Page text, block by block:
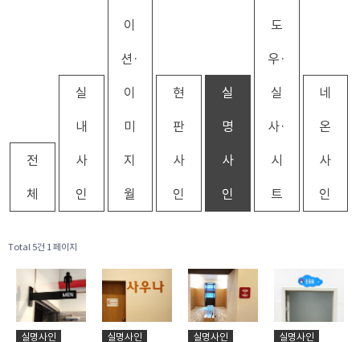
전
체
실
내
사
인
이
션·
이
미
지
월
현
판
사
인
실
명
사
인
도
우·
실
사·
시
트
네
온
사
인
Total 5건 1 페이지
실명사인 실명사인 실명사인 실명사인